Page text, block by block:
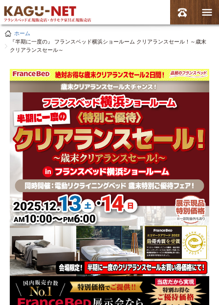
ホーム
『半期に一度の』 フランスベッド横浜ショールーム クリアランスセール！～歳末
クリアランスセール～